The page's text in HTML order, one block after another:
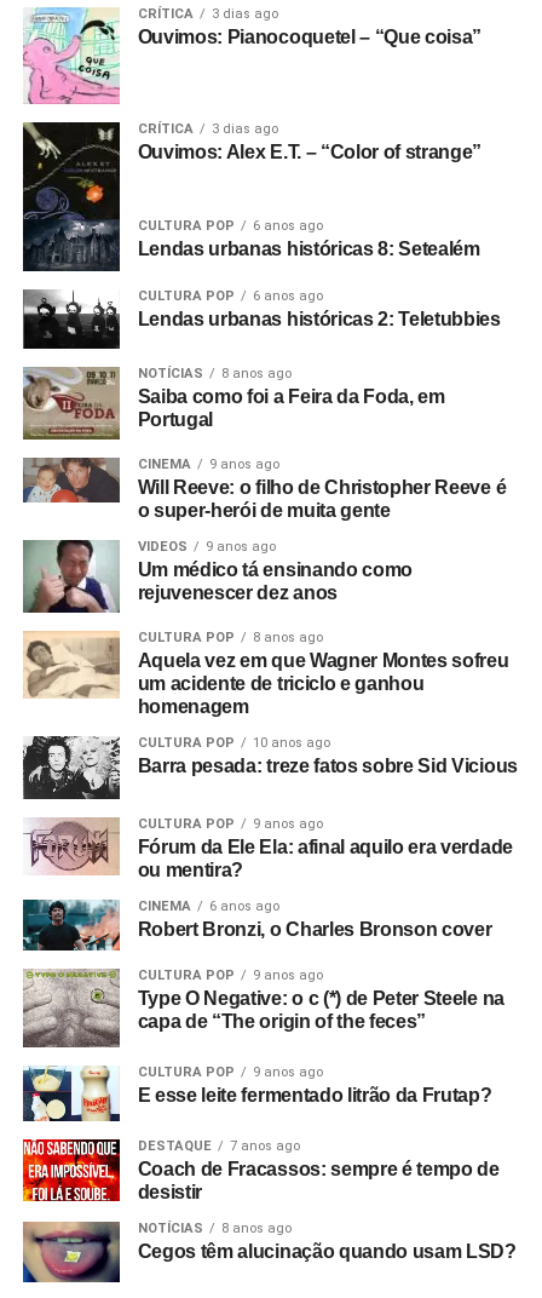
jornalistas e analistas de cenas trabalhando, e bem
menos dispendioso dar tudo pra IA fazer, ou
simplesmente não fazer nada. De resto, só vendo o que
vai rolar: se as publicações continuam, se vão render
vários outros canais e newsletters, etc.
Gostou do texto? Seu apoio mantém o Pop
Fantasma funcionando todo dia.
E se ainda não assinou, dá tempo: assine a
mail.
CRÍTICA 3 dias ago
Ouvimos: Pianocoquetel – “Que coisa”
CRÍTICA 3 dias ago
Ouvimos: Alex E.T. – “Color of strange”
CULTURA POP 6 anos ago
Lendas urbanas históricas 8: Setealém
CULTURA POP 6 anos ago
Lendas urbanas históricas 2: Teletubbies
NOTÍCIAS 8 anos ago
Saiba como foi a Feira da Foda, em
Portugal
CINEMA 9 anos ago
Will Reeve: o filho de Christopher Reeve é
o super-herói de muita gente
VIDEOS 9 anos ago
Um médico tá ensinando como
rejuvenescer dez anos
CULTURA POP 8 anos ago
Aquela vez em que Wagner Montes sofreu
um acidente de triciclo e ganhou
homenagem
CULTURA POP 10 anos ago
Barra pesada: treze fatos sobre Sid Vicious
CULTURA POP 9 anos ago
Fórum da Ele Ela: afinal aquilo era verdade
ou mentira?
CINEMA 6 anos ago
Robert Bronzi, o Charles Bronson cover
CULTURA POP 9 anos ago
Type O Negative: o c (*) de Peter Steele na
capa de “The origin of the feces”
CULTURA POP 9 anos ago
E esse leite fermentado litrão da Frutap?
DESTAQUE 7 anos ago
Coach de Fracassos: sempre é tempo de
desistir
NOTÍCIAS 8 anos ago
Cegos têm alucinação quando usam LSD?